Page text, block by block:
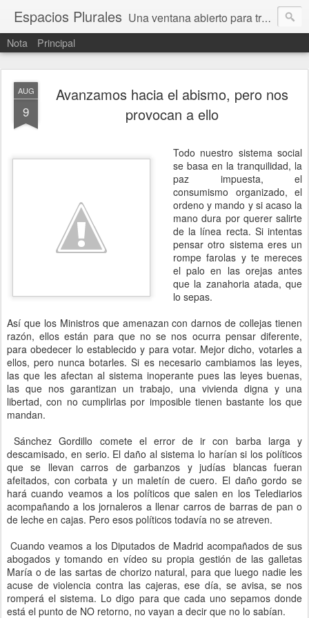
Espacios Plurales Una ventana abierto para tratar problemas que nos afectan a todxs. Temas sociales, educación, cultura, economía, política, derechos, calidad de vida. Estamos gobernados, pero queremos una calidad mayor en la política.
Nota Principal
AUG
9
Avanzamos hacia el abismo, pero nos
provocan a ello
Todo nuestro sistema social
se basa en la tranquilidad, la
paz impuesta, el
consumismo organizado, el
ordeno y mando y si acaso la
mano dura por querer salirte
de la línea recta. Si intentas
pensar otro sistema eres un
rompe farolas y te mereces
el palo en las orejas antes
que la zanahoria atada, que
lo sepas.
Así que los Ministros que amenazan con darnos de collejas tienen
razón, ellos están para que no se nos ocurra pensar diferente,
para obedecer lo establecido y para votar. Mejor dicho, votarles a
ellos, pero nunca botarles. Si es necesario cambiamos las leyes,
las que les afectan al sistema inoperante pues las leyes buenas,
las que nos garantizan un trabajo, una vivienda digna y una
libertad, con no cumplirlas por imposible tienen bastante los que
mandan.
Sánchez Gordillo comete el error de ir con barba larga y
descamisado, en serio. El daño al sistema lo harían si los políticos
que se llevan carros de garbanzos y judías blancas fueran
afeitados, con corbata y un maletín de cuero. El daño gordo se
hará cuando veamos a los políticos que salen en los Telediarios
acompañando a los jornaleros a llenar carros de barras de pan o
de leche en cajas. Pero esos políticos todavía no se atreven.
Cuando veamos a los Diputados de Madrid acompañados de sus
abogados y tomando en vídeo su propia gestión de las galletas
María o de las sartas de chorizo natural, para que luego nadie les
acuse de violencia contra las cajeras, ese día, se avisa, se nos
romperá el sistema. Lo digo para que cada uno sepamos donde
está el punto de NO retorno, no vayan a decir que no lo sabían.